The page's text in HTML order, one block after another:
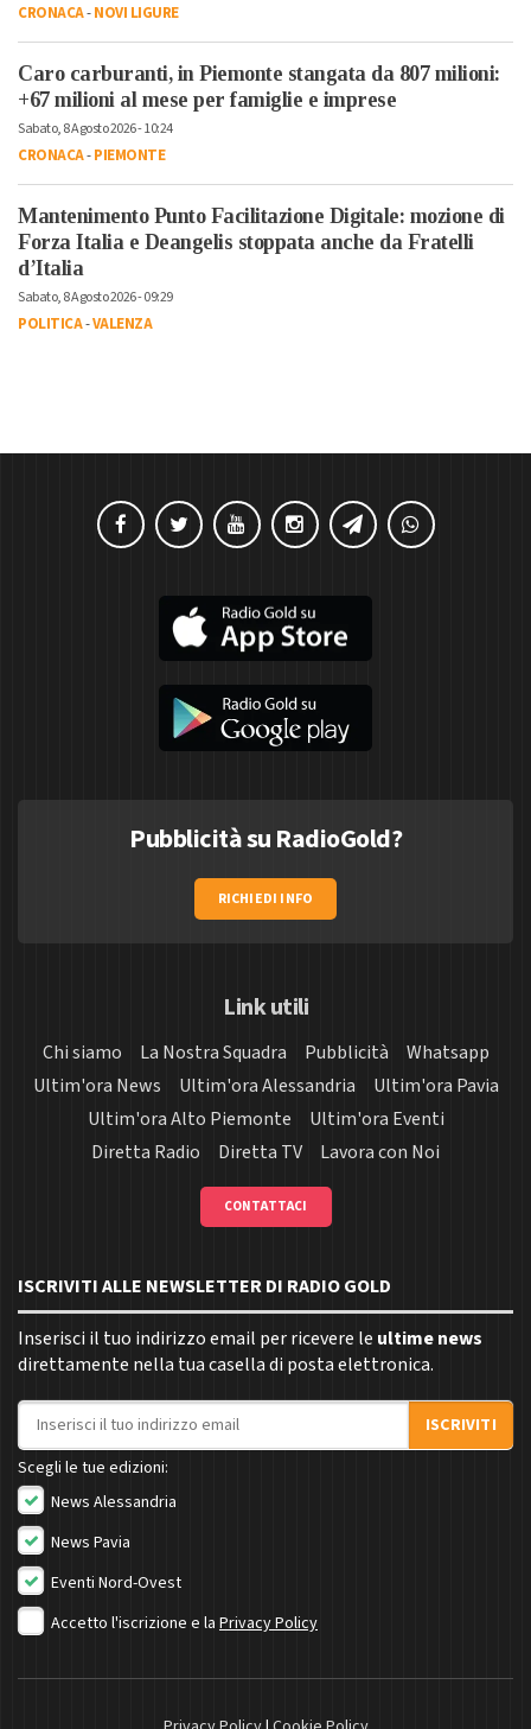
CRONACA-NOVI LIGURE
Caro carburanti, in Piemonte stangata da 807 milioni:
+67 milioni al mese per famiglie e imprese
Sabato, 8 Agosto 2026 - 10:24
CRONACA-PIEMONTE
Mantenimento Punto Facilitazione Digitale: mozione di
Forza Italia e Deangelis stoppata anche da Fratelli
d’Italia
Sabato, 8 Agosto 2026 - 09:29
POLITICA-VALENZA
Pubblicità su RadioGold?
RICHIEDI INFO
Link utili
Chi siamo La Nostra Squadra Pubblicità
Whatsapp
Ultim'ora News
Ultim'ora Alessandria
Ultim'ora Pavia
Ultim'ora Alto Piemonte
Ultim'ora Eventi
Diretta Radio
Diretta TV Lavora con Noi
CONTATTACI
ISCRIVITI ALLE NEWSLETTER DI RADIO GOLD
Inserisci il tuo indirizzo email per ricevere le ultime news
direttamente nella tua casella di posta elettronica.
Indirizzo email
ISCRIVITI
Scegli le tue edizioni:
News Alessandria
News Pavia
Eventi Nord-Ovest
Accetto l'iscrizione e la Privacy Policy